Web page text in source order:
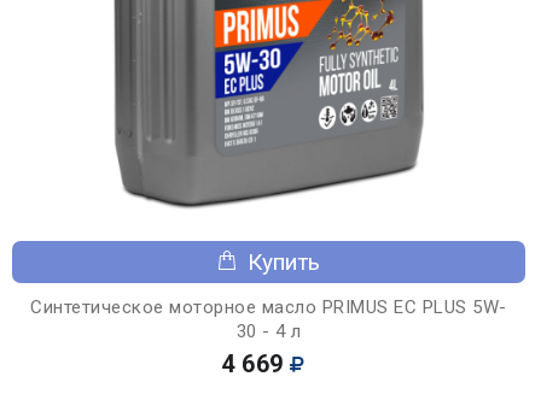
Купить
Синтетическое моторное масло PRIMUS EC PLUS 5W-
30 - 4 л
4 669